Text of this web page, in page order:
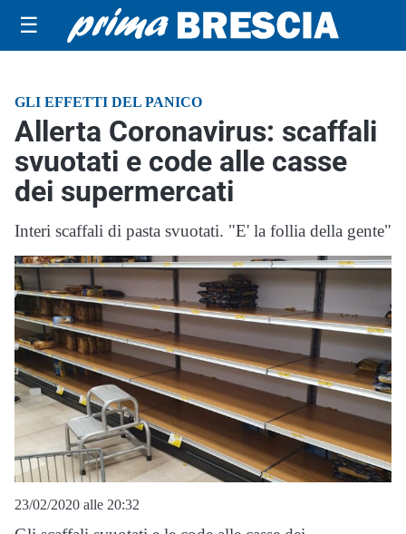
☰
GLI EFFETTI DEL PANICO
Allerta Coronavirus: scaffali
svuotati e code alle casse
dei supermercati
Interi scaffali di pasta svuotati. "E' la follia della gente"
23/02/2020 alle 20:32